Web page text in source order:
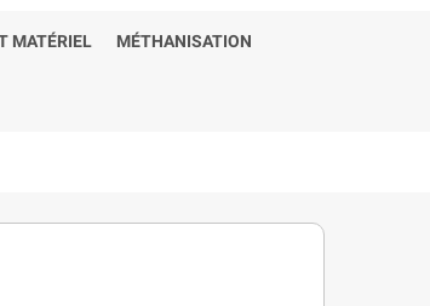
MATÉRIEL MÉTHANISATION